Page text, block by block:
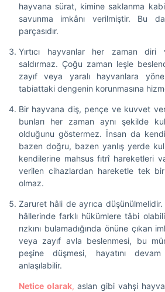
hayvana sürat, kimine saklanma
savunma imkânı verilmiştir. Bu
parçasıdır.
Yırtıcı hayvanlar her zaman diri
saldırmaz. Çoğu zaman leşle
zayıf veya yaralı hayvanlara
tabiattaki dengenin korunmasına
Bir hayvana diş, pençe ve kuvvet
bunları her zaman aynı şekilde
olduğunu göstermez. İnsan da
bazen doğru, bazen yanlış yerde
kendilerine mahsus fıtrî hareketleri
verilen cihazlardan hareketle tek
olmaz.
Zaruret hâli de ayrıca düşünülmelidir.
hâllerinde farklı hükümlere tâbi
rızkını bulamadığında önüne çıkan
veya zayıf avla beslenmesi, bu
peşine düşmesi, hayatını
anlaşılabilir.
Netice olarak, aslan gibi vahşi